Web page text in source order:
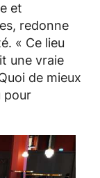
et
redonne
« Ce lieu
une vraie
de mieux
pour